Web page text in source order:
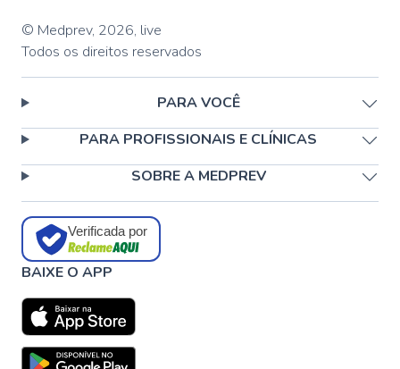
© Medprev, 2026, live
Todos os direitos reservados
PARA VOCÊ
PARA PROFISSIONAIS E CLÍNICAS
SOBRE A MEDPREV
Verificada por
BAIXE O APP